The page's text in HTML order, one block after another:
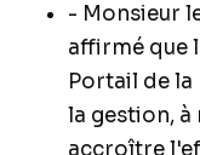
- Monsieur
affirmé que
Portail de
la gestion, à
accroître